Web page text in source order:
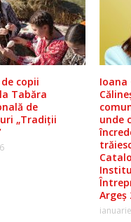
copii
Tabăra
de
„Tradiții
Ioana
unde
Argeș